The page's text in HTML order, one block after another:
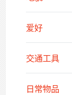
爱好
交通工具
日常物品